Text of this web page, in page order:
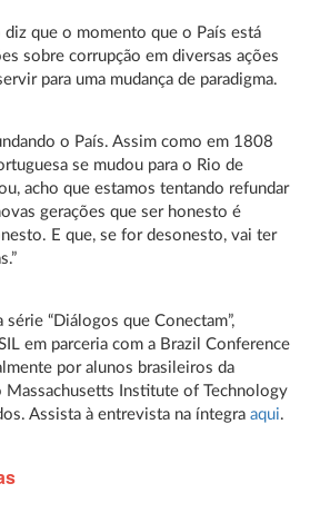
que o momento que o País está
sobre corrupção em diversas ações
para uma mudança de paradigma.
o País. Assim como em 1808
se mudou para o Rio de
acho que estamos tentando refundar
gerações que ser honesto é
E que, se for desonesto, vai ter
“Diálogos que Conectam”,
em parceria com a Brazil Conference
por alunos brasileiros da
Massachusetts Institute of Technology
Assista à entrevista na íntegra aqui.